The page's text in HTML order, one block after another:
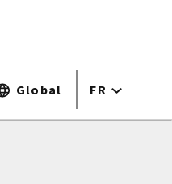
Global FR